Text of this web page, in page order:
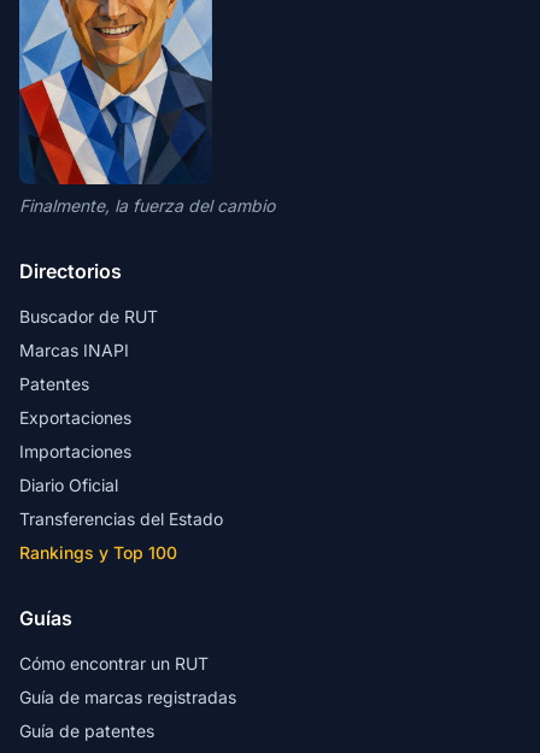
Finalmente, la fuerza del cambio
Directorios
Buscador de RUT
Marcas INAPI
Patentes
Exportaciones
Importaciones
Diario Oficial
Transferencias del Estado
Rankings y Top 100
Guías
Cómo encontrar un RUT
Guía de marcas registradas
Guía de patentes